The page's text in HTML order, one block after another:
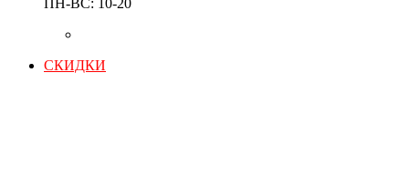
ПН-ВС: 10-20
СКИДКИ